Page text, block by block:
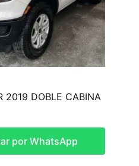
2019 DOBLE CABINA
por WhatsApp